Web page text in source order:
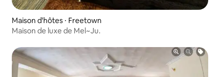
Maison d'hôtes ⋅ Freetown
Maison de luxe de Mel~Ju.